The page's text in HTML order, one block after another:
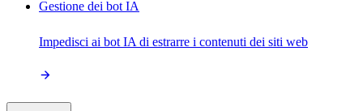
Gestione dei bot IA
Impedisci ai bot IA di estrarre i contenuti dei siti web